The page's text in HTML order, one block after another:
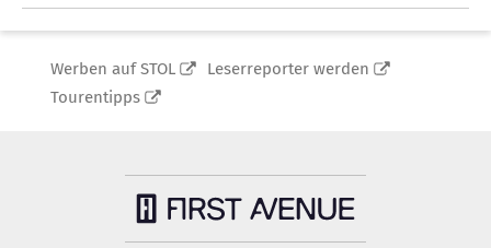
Werben auf STOL
Leserreporter werden
Tourentipps